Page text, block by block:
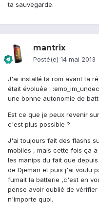
ta sauvegarde.
mantrix
Posté(e) 14 mai 2013
J'ai installé ta rom avant ta
était évoluée .
une bonne autonomie de
Est ce que je peux revenir
c'est plus possible ?
J'ai toujours fait des flashs
mobiles , mais cette fois ça
les manips du fait que
de Djeman et puis j'ai voulu
fumait la batterie ,c'est en
pense avoir oublié de
n'importe quoi.